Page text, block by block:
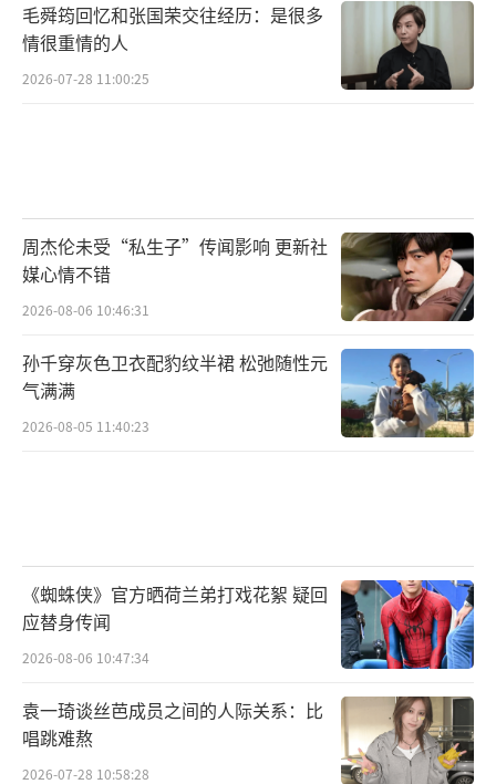
毛舜筠回忆和张国荣交往经历：是很多
情很重情的人
2026-07-28 11:00:25
周杰伦未受“私生子”传闻影响 更新社
媒心情不错
2026-08-06 10:46:31
孙千穿灰色卫衣配豹纹半裙 松弛随性元
气满满
2026-08-05 11:40:23
《蜘蛛侠》官方晒荷兰弟打戏花絮 疑回
应替身传闻
2026-08-06 10:47:34
袁一琦谈丝芭成员之间的人际关系：比
唱跳难熬
2026-07-28 10:58:28